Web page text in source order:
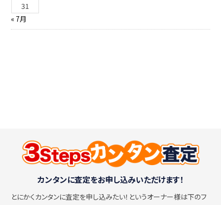
31
« 7月
カンタンに査定をお申し込みいただけます！
とにかくカンタンに査定を申し込みたい！ というオーナー様は下のフ